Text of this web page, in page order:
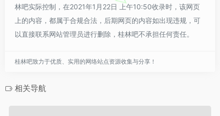
林吧实际控制，在2021年1月22日 上午10:50收录时，该网页
上的内容，都属于合规合法，后期网页的内容如出现违规，可
以直接联系网站管理员进行删除，桂林吧不承担任何责任。
桂林吧致力于优质、实用的网络站点资源收集与分享！
相关导航